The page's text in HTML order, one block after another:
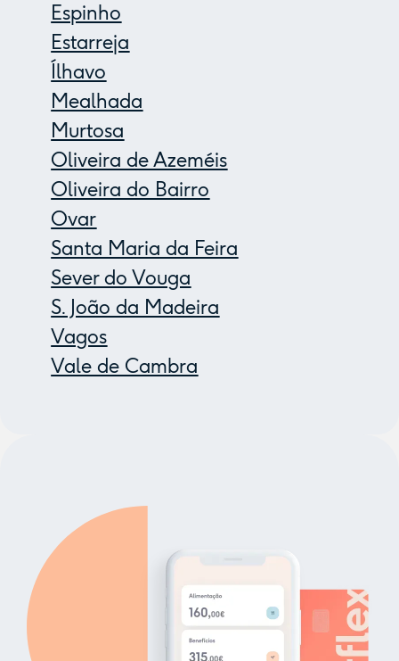
Espinho
Estarreja
Ílhavo
Mealhada
Murtosa
Oliveira de Azeméis
Oliveira do Bairro
Ovar
Santa Maria da Feira
Sever do Vouga
S. João da Madeira
Vagos
Vale de Cambra